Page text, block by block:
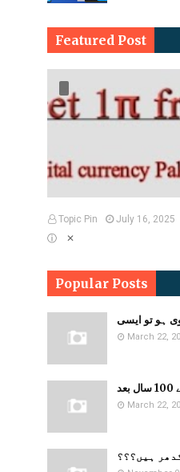
Featured Post
Topic Pin
July 16, 2025
ⓘ ✕
Popular Posts
ہو تو ایسی
March 22,
March 22,
ہیں؟؟؟